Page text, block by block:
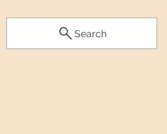
Search